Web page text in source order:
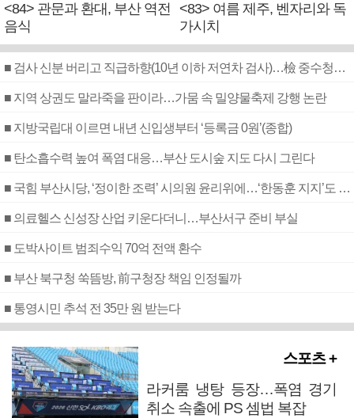
<84> 관문과 환대, 부산 역전
음식
<83> 여름 제주, 벤자리와 독
가시치
■ 검사 신분 버리고 직급하향(10년 이하 저연차 검사)…檢 중수청행 기피
■ 지역 상권도 말라죽을 판이라…가뭄 속 밀양물축제 강행 논란
■ 지방국립대 이르면 내년 신입생부터 ‘등록금 0원’(종합)
■ 탄소흡수력 높여 폭염 대응…부산 도시숲 지도 다시 그린다
■ 국힘 부산시당, ‘정이한 조력’ 시의원 윤리위에…‘한동훈 지지’도 신고접수
■ 의료헬스 신성장 산업 키운다더니…부산서구 준비 부실
■ 도박사이트 범죄수익 70억 전액 환수
■ 부산 북구청 쑥뜸방, 前구청장 책임 인정될까
■ 통영시민 추석 전 35만 원 받는다
스포츠 +
라커룸 냉탕 등장…폭염 경기
취소 속출에 PS 셈법 복잡